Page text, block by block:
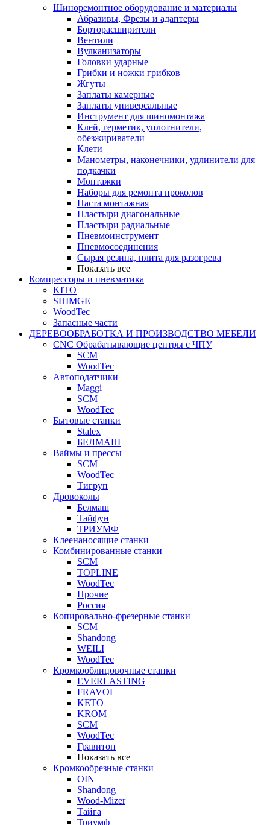
Шиноремонтное оборудование и материалы
Абразивы, Фрезы и адаптеры
Борторасширители
Вентили
Вулканизаторы
Головки ударные
Грибки и ножки грибков
Жгуты
Заплаты камерные
Заплаты универсальные
Инструмент для шиномонтажа
Клей, герметик, уплотнители,
обезжириватели
Клети
Манометры, наконечники, удлинители для
подкачки
Монтажки
Наборы для ремонта проколов
Паста монтажная
Пластыри диагональные
Пластыри радиальные
Пневмоинструмент
Пневмосоединения
Сырая резина, плита для разогрева
Показать все
Компрессоры и пневматика
KITO
SHIMGE
WoodTec
Запасные части
ДЕРЕВООБРАБОТКА И ПРОИЗВОДСТВО МЕБЕЛИ
CNC Обрабатывающие центры с ЧПУ
SCM
WoodTec
Автоподатчики
Maggi
SCM
WoodTec
Бытовые станки
Stalex
БЕЛМАШ
Ваймы и прессы
SCM
WoodTec
Тигруп
Дровоколы
Белмаш
Тайфун
ТРИУМФ
Клеенаносящие станки
Комбинированные станки
SCM
TOPLINE
WoodTec
Прочие
Россия
Копировально-фрезерные станки
SCM
Shandong
WEILI
WoodTec
Кромкооблицовочные станки
EVERLASTING
FRAVOL
KETO
KROM
SCM
WoodTec
Гравитон
Показать все
Кромкообрезные станки
OIN
Shandong
Wood-Mizer
Тайга
Триумф